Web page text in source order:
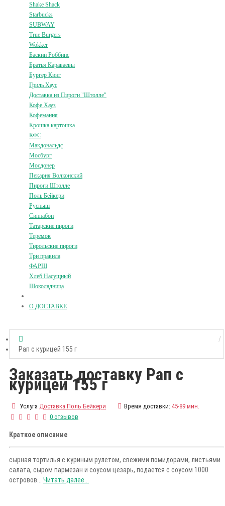
Shake Shack
Starbucks
SUBWAY
True Burgers
Wokker
Баскин Роббинс
Братья Караваевы
Бургер Кинг
Гриль Хаус
Доставка из Пироги "Штолле"
Кофе Хауз
Кофемания
Крошка картошка
КФС
Макдональдс
Мосбург
Мосдонер
Пекарня Волконский
Пироги Штолле
Поль Бейкери
Руспыш
Синнабон
Татарские пироги
Теремок
Тирольские пироги
Три правила
ФАРШ
Хлеб Насущный
Шоколадница
О ДОСТАВКЕ
Рап с курицей 155 г
Заказать доставку Рап с
курицей 155 г
Услуга Доставка Поль Бейкери Время доставки: 45-89 мин.
0 отзывов
Краткое описание
сырная тортилья с куриным рулетом, свежими помидорами, листьями
салата, сыром пармезан и соусом цезарь, подается с соусом 1000
островов... Читать далее...